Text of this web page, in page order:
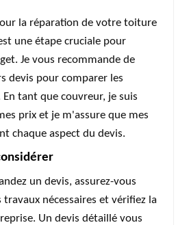
la réparation de votre toiture
une étape cruciale pour
Je vous recommande de
devis pour comparer les
En tant que couvreur, je suis
prix et je m'assure que mes
chaque aspect du devis.
un devis, assurez-vous
nécessaires et vérifiez la
Un devis détaillé vous